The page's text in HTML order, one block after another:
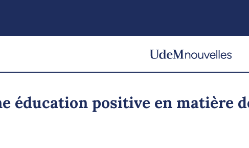
éducation positive en matière